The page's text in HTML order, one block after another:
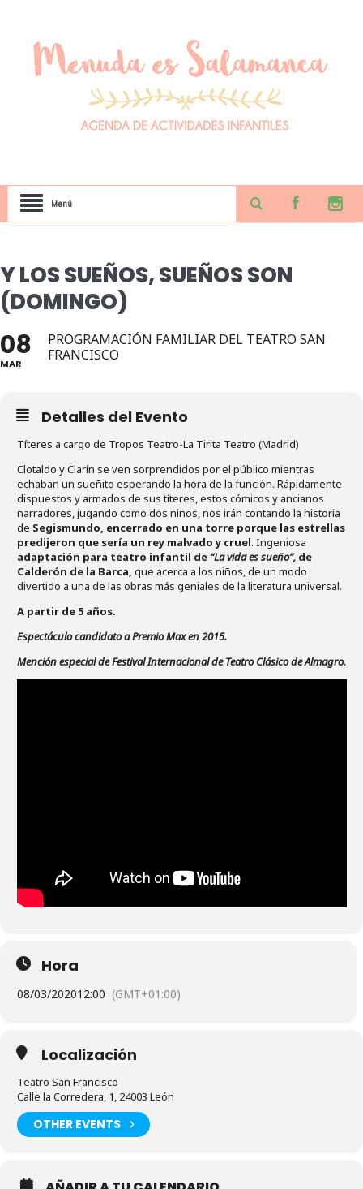
Menú
Y LOS SUEÑOS, SUEÑOS SON
(DOMINGO)
08
MAR
PROGRAMACIÓN FAMILIAR DEL TEATRO SAN
FRANCISCO
Detalles del Evento
Títeres a cargo de Tropos Teatro-La Tirita Teatro (Madrid)
Clotaldo y Clarín se ven sorprendidos por el público mientras
echaban un sueñito esperando la hora de la función. Rápidamente
dispuestos y armados de sus títeres, estos cómicos y ancianos
narradores, jugando como dos niños, nos irán contando la historia
de Segismundo, encerrado en una torre porque las estrellas
predijeron que sería un rey malvado y cruel. Ingeniosa
adaptación para teatro infantil de“La vida es sueño”, de
Calderón de la Barca, que acerca a los niños, de un modo
divertido a una de las obras más geniales de la literatura universal.
A partir de 5 años.
Espectáculo candidato a Premio Max en 2015.
Mención especial de Festival Internacional de Teatro Clásico de Almagro.
Hora
08/03/202012:00 (GMT+01:00)
Localización
Teatro San Francisco
Calle la Corredera, 1, 24003 León
OTHER EVENTS